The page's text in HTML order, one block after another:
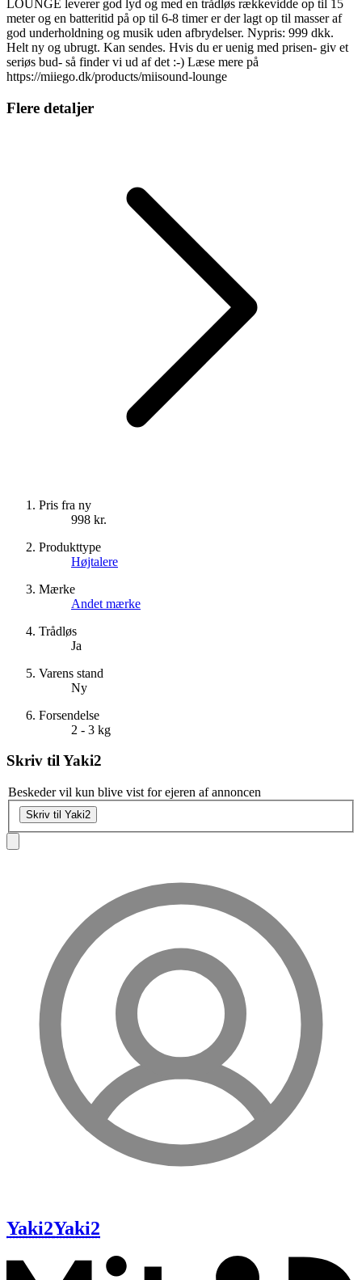
LOUNGE leverer god lyd og med en trådløs rækkevidde op til 15
meter og en batteritid på op til 6-8 timer er der lagt op til masser af
god underholdning og musik uden afbrydelser. Nypris: 999 dkk.
Helt ny og ubrugt. Kan sendes. Hvis du er uenig med prisen- giv et
seriøs bud- så finder vi ud af det :-) Læse mere på
https://miiego.dk/products/miisound-lounge
Flere detaljer
Pris fra ny
998 kr.
Produkttype
Højtalere
Mærke
Andet mærke
Trådløs
Ja
Varens stand
Ny
Forsendelse
2 - 3 kg
Skriv tilYaki2
Beskeder vil kun blive vist for ejeren af annoncen
Skriv til Yaki2
Yaki2Yaki2